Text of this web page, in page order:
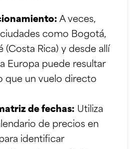
A veces,
como Bogotá,
(Costa Rica) y desde allí
Europa puede resultar
que un vuelo directo
de fechas: Utiliza
de precios en
identificar